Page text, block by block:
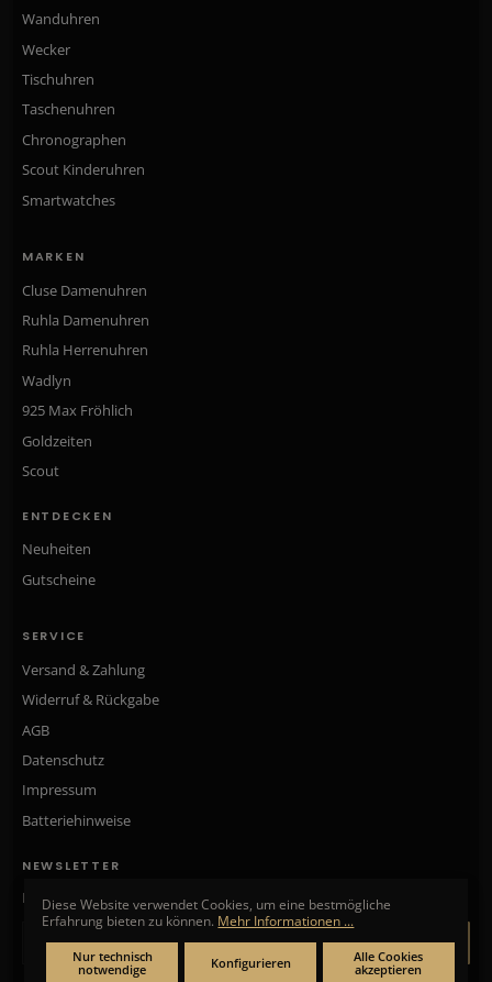
Wanduhren
Wecker
Tischuhren
Taschenuhren
Chronographen
Scout Kinderuhren
Smartwatches
MARKEN
Cluse Damenuhren
Ruhla Damenuhren
Ruhla Herrenuhren
Wadlyn
925 Max Fröhlich
Goldzeiten
Scout
ENTDECKEN
Neuheiten
Gutscheine
SERVICE
Versand & Zahlung
Widerruf & Rückgabe
AGB
Datenschutz
Impressum
Batteriehinweise
NEWSLETTER
Neue Kollektionen, exklusive Angebote & Aktionen direkt in Ihr Postfach.
ANMELDEN
Diese Website verwendet Cookies, um eine bestmögliche
Erfahrung bieten zu können. Mehr Informationen ...
Nur technisch
notwendige
Konfigurieren
Alle Cookies
akzeptieren